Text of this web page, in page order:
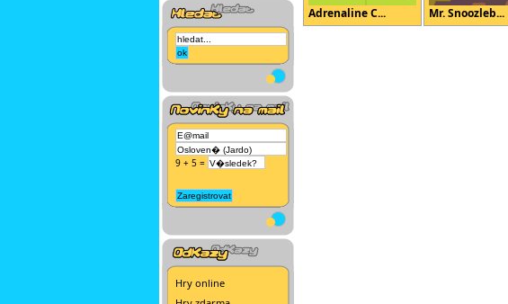
9 + 5 =
Hry online
Adrenaline C... Mr. Snoozleb...